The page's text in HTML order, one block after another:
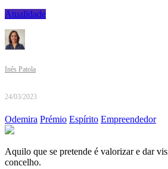
Atualidade
Inês Patola
24/03/2023
Odemira Prémio Espírito Empreendedor
Aquilo que se pretende é valorizar e dar
concelho.